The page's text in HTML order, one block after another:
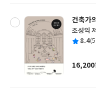
건축가
글
쓴
조성익 저
출
사
평 8.4
가
16,200